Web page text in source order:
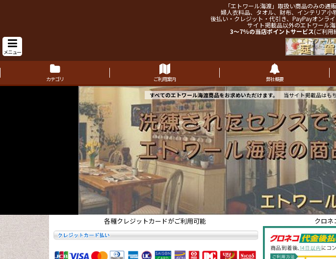
「エトワール海渡」取扱い商品のみの通
婦人衣料品、タオル、財布、インテリア小
後払い・クレジット・代引き、PayPayオンラ
サイト掲載品以外のエトワール
3～7%の当店ポイントサービス(ご利用
メニュー
カテゴリ ご利用案内 弊社概要
すべてのエトワール海渡商品をお求めいただけます。 当サイト掲載品はも
各種クレジットカードがご利用可能 クロネ